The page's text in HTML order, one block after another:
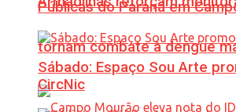
tornam combate à dengue
Públicas do Paraná em
Sábado: Espaço Sou Arte
CircNic